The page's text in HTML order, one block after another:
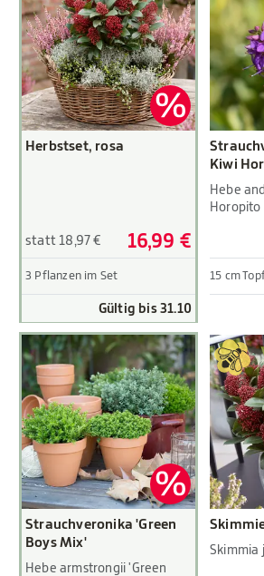
Herbstset, rosa
statt 18,97 € 16,99 €
3 Pflanzen im Set
Gültig bis 31.10
Kiwi
Hebe
Horopito
15 cm
Strauchveronika 'Green
Boys Mix'
Hebe armstrongii 'Green
Skimmia